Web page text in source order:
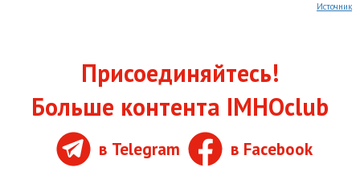
Источник
Присоединяйтесь!
Больше контента IMHOclub
в Telegram в Facebook